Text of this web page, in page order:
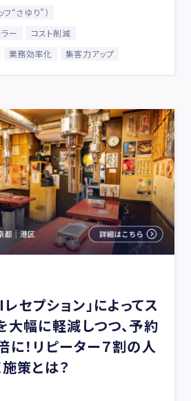
フ“さゆり”）
ー
コスト削減
業務効率化 集客力アップ
セプション」によってス
大幅に軽減しつつ、予約
に！リピーター７割の人
策とは？